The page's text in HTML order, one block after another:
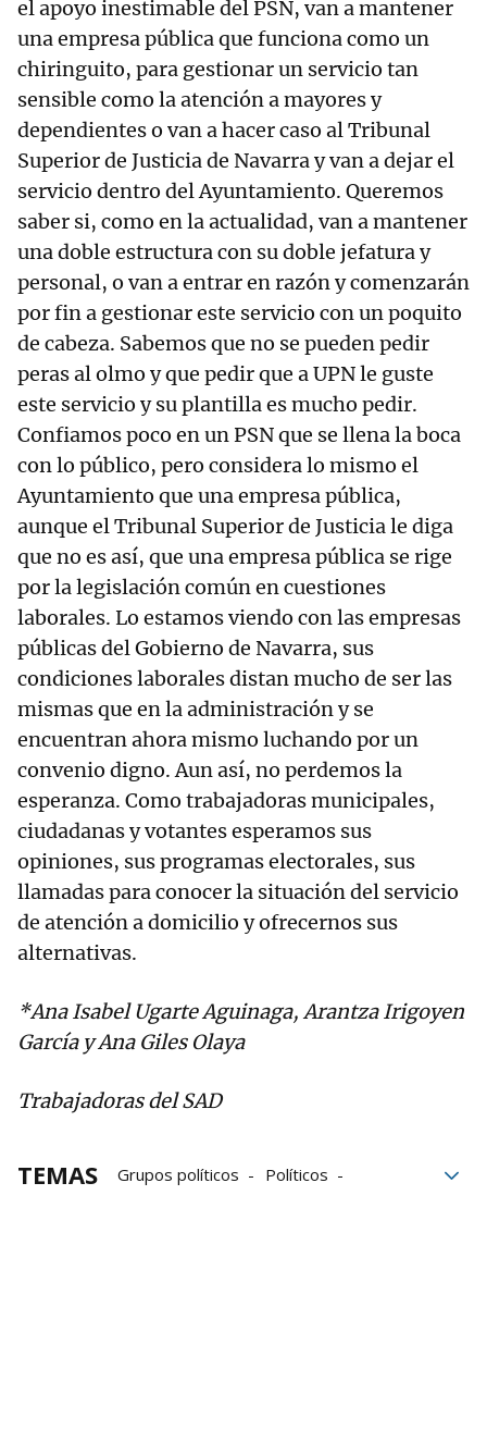
el apoyo inestimable del PSN, van a mantener
una empresa pública que funciona como un
chiringuito, para gestionar un servicio tan
sensible como la atención a mayores y
dependientes o van a hacer caso al Tribunal
Superior de Justicia de Navarra y van a dejar el
servicio dentro del Ayuntamiento. Queremos
saber si, como en la actualidad, van a mantener
una doble estructura con su doble jefatura y
personal, o van a entrar en razón y comenzarán
por fin a gestionar este servicio con un poquito
de cabeza. Sabemos que no se pueden pedir
peras al olmo y que pedir que a UPN le guste
este servicio y su plantilla es mucho pedir.
Confiamos poco en un PSN que se llena la boca
con lo público, pero considera lo mismo el
Ayuntamiento que una empresa pública,
aunque el Tribunal Superior de Justicia le diga
que no es así, que una empresa pública se rige
por la legislación común en cuestiones
laborales. Lo estamos viendo con las empresas
públicas del Gobierno de Navarra, sus
condiciones laborales distan mucho de ser las
mismas que en la administración y se
encuentran ahora mismo luchando por un
convenio digno. Aun así, no perdemos la
esperanza. Como trabajadoras municipales,
ciudadanas y votantes esperamos sus
opiniones, sus programas electorales, sus
llamadas para conocer la situación del servicio
de atención a domicilio y ofrecernos sus
alternativas.
*Ana Isabel Ugarte Aguinaga, Arantza Irigoyen
García y Ana Giles Olaya
Trabajadoras del SAD
TEMAS Grupos políticos
Políticos